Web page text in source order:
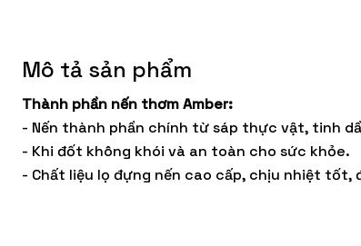
Mô tả sản phẩm
Thành phần nến thơm Amber:
- Nến thành phần chính từ sáp thực vật, tinh
- Khi đốt không khói và an toàn cho sức khỏe.
- Chất liệu lọ đựng nến cao cấp, chịu nhiệt tốt,